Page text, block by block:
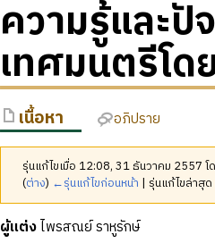
ความรู้และปั
เทศมนตรีโด
เนื้อหา อภิปราย
รุ่นแก้ไขเมื่อ 12:08, 31 ธันวาคม 2557 โ
(ต่าง) ←รุ่นแก้ไขก่อนหน้า | รุ่นแก้ไขล่าสุ
ผู้แต่งไพรสณย์ ราหูรักษ์